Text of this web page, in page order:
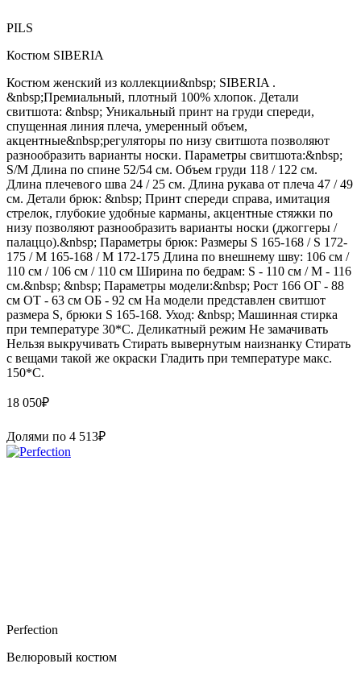
PILS
Костюм SIBERIA
Костюм женский из коллекции&nbsp; SIBERIA .
&nbsp;Премиальный, плотный 100% хлопок. Детали
свитшота: &nbsp; Уникальный принт на груди спереди,
спущенная линия плеча, умеренный объем,
акцентные&nbsp;регуляторы по низу свитшота позволяют
разнообразить варианты носки. Параметры свитшота:&nbsp;
S/M Длина по спине 52/54 см. Объем груди 118 / 122 см.
Длина плечевого шва 24 / 25 см. Длина рукава от плеча 47 / 49
см. Детали брюк: &nbsp; Принт спереди справа, имитация
стрелок, глубокие удобные карманы, акцентные стяжки по
низу позволяют разнообразить варианты носки (джоггеры /
палаццо).&nbsp; Параметры брюк: Размеры S 165-168 / S 172-
175 / М 165-168 / М 172-175 Длина по внешнему шву: 106 см /
110 см / 106 см / 110 см Ширина по бедрам: S - 110 см / М - 116
см.&nbsp; &nbsp; Параметры модели:&nbsp; Рост 166 ОГ - 88
см ОТ - 63 см ОБ - 92 см На модели представлен свитшот
размера S, брюки S 165-168. Уход: &nbsp; Машинная стирка
при температуре 30*С. Деликатный режим Не замачивать
Нельзя выкручивать Стирать вывернутым наизнанку Стирать
с вещами такой же окраски Гладить при температуре макс.
150*С.
18 050₽
Долями по 4 513₽
Perfection
Велюровый костюм